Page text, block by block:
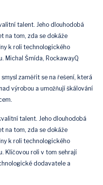
talent. Jeho dlouhodobá
na tom, zda se dokáže
k roli technologického
Michal Šmída, RockawayQ
zaměřit se na řešení, která
výrobou a umožňují škálování
talent. Jeho dlouhodobá
na tom, zda se dokáže
k roli technologického
Klíčovou roli v tom sehrají
dodavatele a